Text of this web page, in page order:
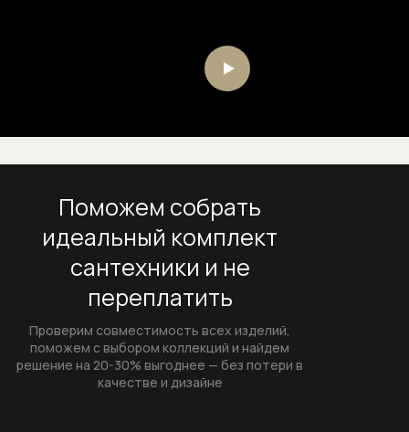
Подключение для душевого шланга
Скрытые части душевых систем
Шланги
Шланговые подсоединения
Внутренние механизмы для
переключателя (дивертора)
положений
Поможем собрать
идеальный комплект
сантехники и не
переплатить
Проверим совместимость всех изделий,
поможем с выбором коллекций и найдем
решение на 20-30% выгоднее — без потери в
качестве и дизайне